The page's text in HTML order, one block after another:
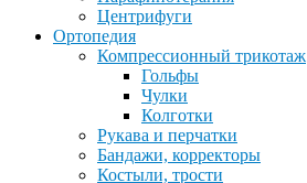
Центрифуги
Ортопедия
Компрессионный трикотаж
Гольфы
Чулки
Колготки
Рукава и перчатки
Бандажи, корректоры
Костыли, трости